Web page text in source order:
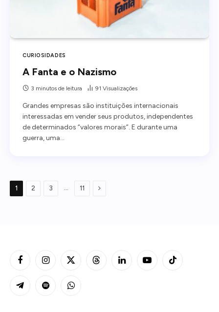
CURIOSIDADES
A Fanta e o Nazismo
3 minutos de leitura 91 Visualizações
Grandes empresas são instituições internacionais
interessadas em vender seus produtos, independentes
de determinados “valores morais”. E durante uma
guerra, uma…
1 2 3 … 11 Próxima
FacebookInstagramX
Threads LinkedIn YouTubeTikTok
TelegramSpotify WhatsApp